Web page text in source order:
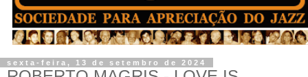
sexta-feira, 13 de setembro de 2024